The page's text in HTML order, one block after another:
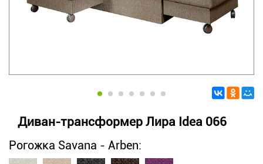
Диван-трансформер Лира Idea 066
Рогожка Savana - Arben: